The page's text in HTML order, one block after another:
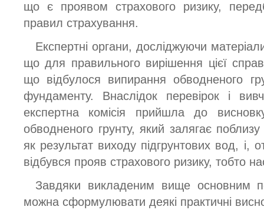
що є проявом страхового ризику,
правил страхування.
Експертні органи, досліджуючи
що для правильного вирішення цієї
що відбулося випирання обводненого
фундаменту. Внаслідок перевірок і
експертна комісія прийшла до
обводненого грунту, який залягає
як результат виходу підгрунтових вод, і,
відбувся прояв страхового ризику, тобто
Завдяки викладеним вище основним
можна сформулювати деякі практичні